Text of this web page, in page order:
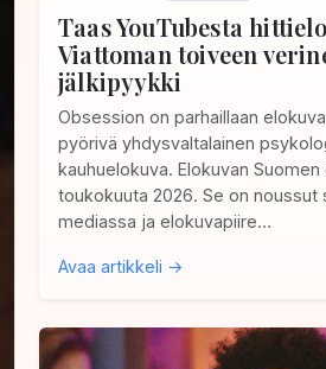
Taas YouTubesta
Viattoman toiveen
jälkipyykki
Obsession on parhaillaan
pyörivä yhdysvaltalainen
kauhuelokuva. Elokuvan Suomen
toukokuuta 2026. Se on noussut
mediassa ja elokuvapiire…
Avaa artikkeli →